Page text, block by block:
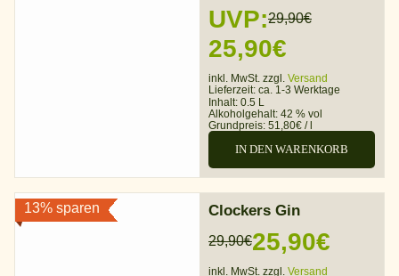
UVP:29,90€
Ursprünglicher
Preis
war:
29,90€
25,90€
Aktueller
Preis
ist:
25,90€.
inkl. MwSt. zzgl. Versand
Lieferzeit: ca. 1-3 Werktage
Inhalt: 0.5 L
Alkoholgehalt: 42 % vol
Grundpreis: 51,80€ /
IN DEN WARENKORB
13% sparen Clockers Gin
29,90€
Ursprünglicher
25,90€
Aktueller
inkl. MwSt. zzgl. Versand